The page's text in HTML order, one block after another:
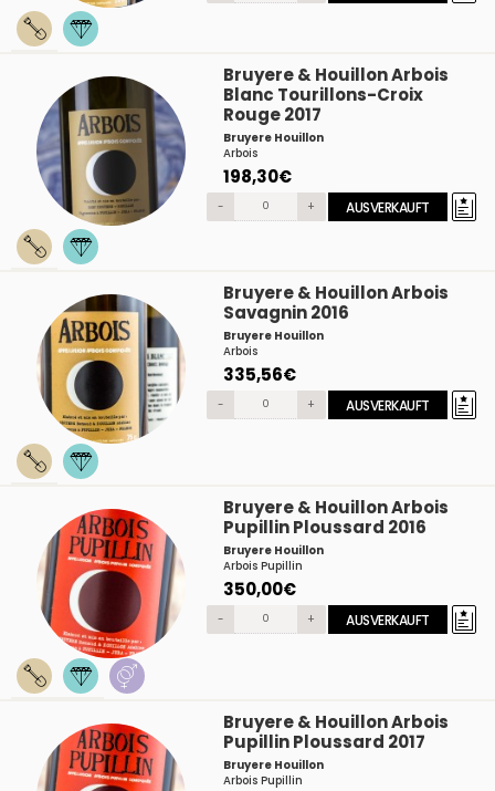
Bruyere & Houillon Arbois
Blanc Tourillons-Croix
Rouge 2017
Bruyere Houillon
Arbois
198,30€
- + AUSVERKAUFT
Bruyere & Houillon Arbois
Savagnin 2016
Bruyere Houillon
Arbois
335,56€
- + AUSVERKAUFT
Bruyere & Houillon Arbois
Pupillin Ploussard 2016
Bruyere Houillon
Arbois Pupillin
350,00€
- + AUSVERKAUFT
Bruyere & Houillon Arbois
Pupillin Ploussard 2017
Bruyere Houillon
Arbois Pupillin